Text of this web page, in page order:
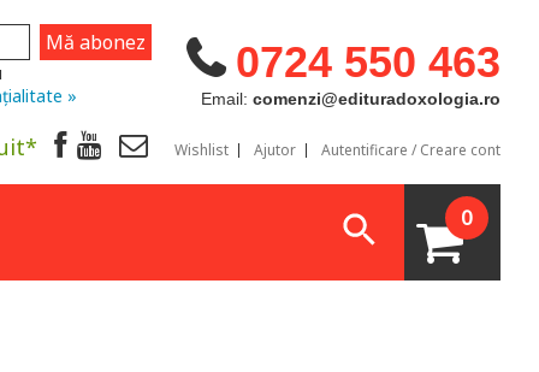
0724 550 463
Email: comenzi@edituradoxologia.ro
»
Wishlist Ajutor Autentificare / Creare cont
0